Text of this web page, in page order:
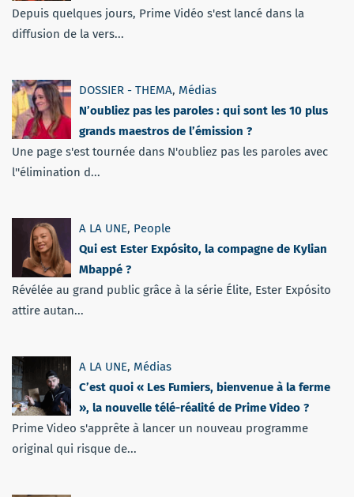
Depuis quelques jours, Prime Vidéo s'est lancé dans la
diffusion de la vers...
DOSSIER - THEMA, Médias
N’oubliez pas les paroles : qui sont les 10 plus
grands maestros de l’émission ?
Une page s'est tournée dans N'oubliez pas les paroles avec
l''élimination d...
A LA UNE, People
Qui est Ester Expósito, la compagne de Kylian
Mbappé ?
Révélée au grand public grâce à la série Élite, Ester Expósito
attire autan...
A LA UNE, Médias
C’est quoi « Les Fumiers, bienvenue à la ferme
», la nouvelle télé-réalité de Prime Video ?
Prime Video s'apprête à lancer un nouveau programme
original qui risque de...